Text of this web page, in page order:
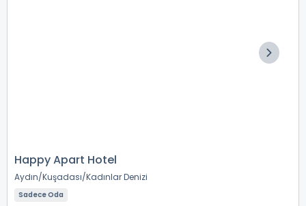
Happy Apart Hotel
Aydın Kuşadası Kadınlar Denizi
Sadece Oda